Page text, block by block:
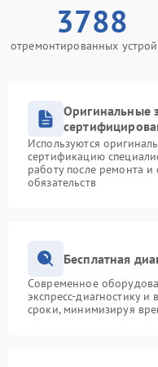
3788
отремонтированных
Оригинальные
Используются
сертификацию
работу после ремонта
обязательств
Бесплатная
Современное
экспресс-диагностику
сроки, минимизируя